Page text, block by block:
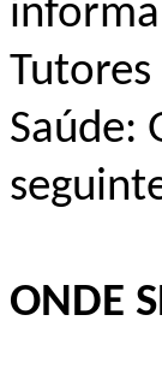
Tutores
Saúde:
ONDE